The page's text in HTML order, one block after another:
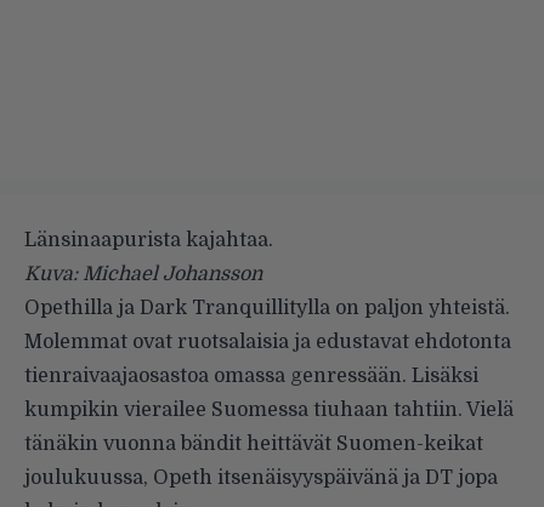
Länsinaapurista kajahtaa.
Kuva: Michael Johansson
Opethilla ja Dark Tranquillitylla on paljon yhteistä.
Molemmat ovat ruotsalaisia ja edustavat ehdotonta
tienraivaajaosastoa omassa genressään. Lisäksi
kumpikin vierailee Suomessa tiuhaan tahtiin. Vielä
tänäkin vuonna bändit heittävät Suomen-keikat
joulukuussa, Opeth itsenäisyyspäivänä ja DT jopa